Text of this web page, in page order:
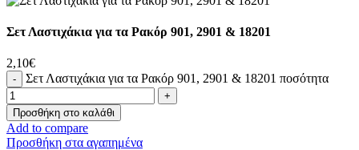
Σετ Λαστιχάκια για τα Ρακόρ 901, 2901 & 18201
2,10€
Σετ Λαστιχάκια για τα Ρακόρ 901, 2901 & 18201 ποσότητα
Προσθήκη στο καλάθι
Add to compare
Προσθήκη στα αγαπημένα